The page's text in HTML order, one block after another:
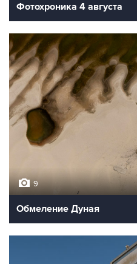
Фотохроника 4 августа
9
Обмеление Дуная